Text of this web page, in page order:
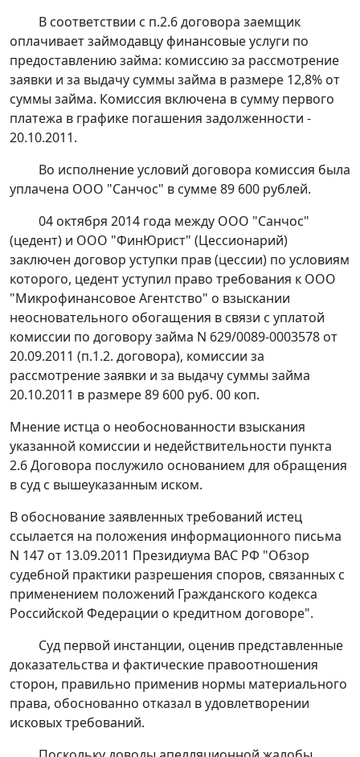
В соответствии с п.2.6 договора заемщик
оплачивает займодавцу финансовые услуги по
предоставлению займа: комиссию за рассмотрение
заявки и за выдачу суммы займа в размере 12,8% от
суммы займа. Комиссия включена в сумму первого
платежа в графике погашения задолженности -
20.10.2011.
Во исполнение условий договора комиссия была
уплачена ООО "Санчос" в сумме 89 600 рублей.
04 октября 2014 года между ООО "Санчос"
(цедент) и ООО "ФинЮрист" (Цессионарий)
заключен договор уступки прав (цессии) по условиям
которого, цедент уступил право требования к ООО
"Микрофинансовое Агентство" о взыскании
неосновательного обогащения в связи с уплатой
комиссии по договору займа N 629/0089-0003578 от
20.09.2011 (п.1.2. договора), комиссии за
рассмотрение заявки и за выдачу суммы займа
20.10.2011 в размере 89 600 руб. 00 коп.
Мнение истца о необоснованности взыскания
указанной комиссии и недействительности пункта
2.6 Договора послужило основанием для обращения
в суд с вышеуказанным иском.
В обоснование заявленных требований истец
ссылается на положения информационного письма
N 147 от 13.09.2011 Президиума ВАС РФ "Обзор
судебной практики разрешения споров, связанных с
применением положений Гражданского кодекса
Российской Федерации о кредитном договоре".
Суд первой инстанции, оценив представленные
доказательства и фактические правоотношения
сторон, правильно применив нормы материального
права, обоснованно отказал в удовлетворении
исковых требований.